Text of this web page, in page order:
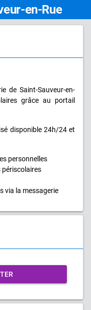
en-Rue
de Saint-Sauveur-en-
grâce au portail
disponible 24h/24 et
personnelles
périscolaires
via la messagerie